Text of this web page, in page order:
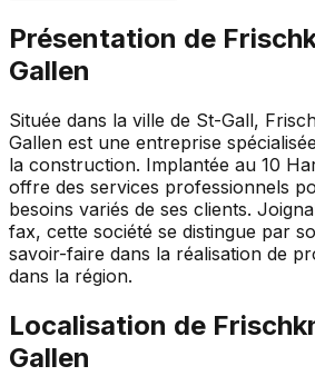
Présentation de
Gallen
Située dans la ville de St-Gall,
Gallen est une entreprise
la construction. Implantée au 10
offre des services professionnels
besoins variés de ses clients.
fax, cette société se distingue par
savoir-faire dans la réalisation de
dans la région.
Localisation de
Gallen